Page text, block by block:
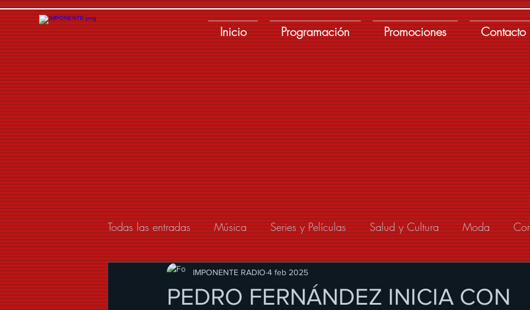
Inicio Programación Promociones Contacto
Todas las entradas Música Series y Películas Salud y Cultura Moda
Modo de Vida
PEDRO FERNÁNDEZ INICIA CON
IMPONENTE RADIO 4 feb 2025